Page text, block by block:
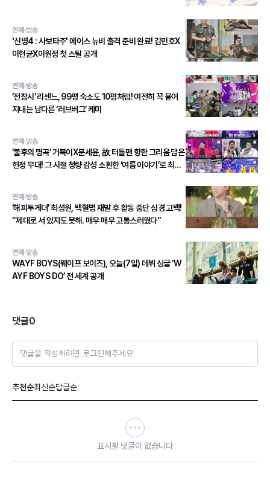
연예·방송
'신병4 : 사보타주' 에이스 뉴비 출격 준비 완료! 김민호X
이현균X이원정 첫 스틸 공개
연예·방송
‘전참시’ 리센느, 99평 숙소도 10평처럼! 여전히 꼭 붙어
지내는 남다른 ‘러브버그’ 케미
연예·방송
‘불후의 명곡’ 거북이X문세윤, 故 터틀맨 향한 그리움 담은
헌정 무대! 그 시절 청량 감성 소환한 ‘여름 이야기’로 최종
연예·방송
‘해피투게더’ 최성원, 백혈병 재발 후 활동 중단 심경 고백!
“제대로 서 있지도 못해. 매우 매우 고통스러웠다”
연예·방송
WAYF BOYS(웨이프 보이즈), 오늘(7일) 데뷔 싱글 ‘W
AYF BOYS DO’ 전 세계 공개
댓글0
댓글을 작성하려면 로그인해주세요
추천순최신순답글순
표시할 댓글이 없습니다